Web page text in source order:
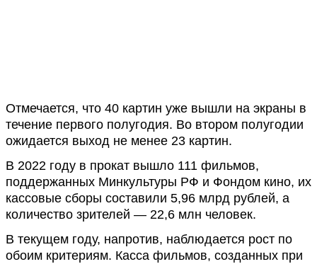
Отмечается, что 40 картин уже вышли на экраны в
течение первого полугодия. Во втором полугодии
ожидается выход не менее 23 картин.
В 2022 году в прокат вышло 111 фильмов,
поддержанных Минкультуры РФ и Фондом кино, их
кассовые сборы составили 5,96 млрд рублей, а
количество зрителей — 22,6 млн человек.
В текущем году, напротив, наблюдается рост по
обоим критериям. Касса фильмов, созданных при